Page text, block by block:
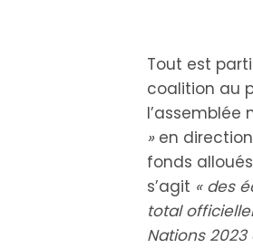
Tout est
coalition au
l’assemblée
»en
fonds
s’agit « des
total
Nations